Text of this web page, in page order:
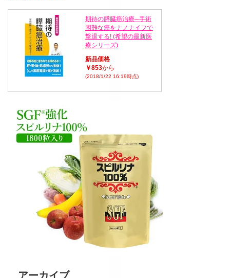
期待の膵臓癌治療─手術
困難な癌をナノナイフで
撃退する! (希望の最新医
療シリーズ)
新品価格
￥853から
(2018/1/22 16:19時点)
アーカイブ